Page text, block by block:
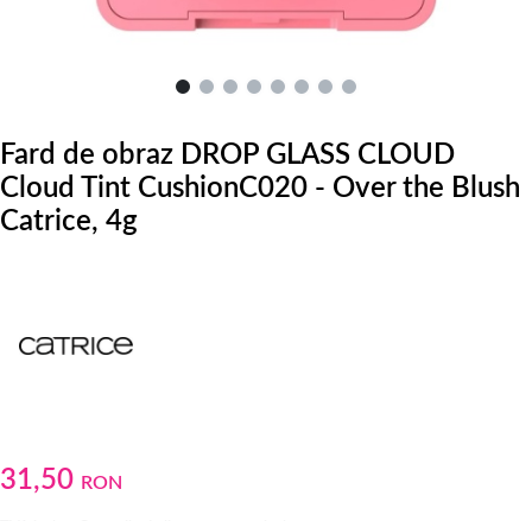
Fard de obraz DROP GLASS CLOUD
Cloud Tint CushionC020 - Over the Blush
Catrice, 4g
31,50 RON